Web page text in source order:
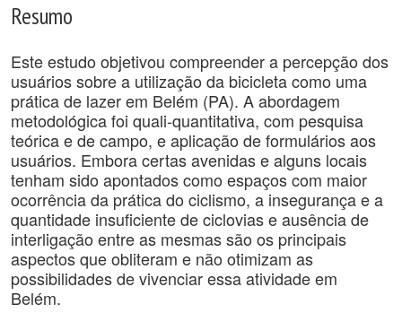
Resumo
Este estudo objetivou compreender a percepção dos
usuários sobre a utilização da bicicleta como uma
prática de lazer em Belém (PA). A abordagem
metodológica foi quali-quantitativa, com pesquisa
teórica e de campo, e aplicação de formulários aos
usuários. Embora certas avenidas e alguns locais
tenham sido apontados como espaços com maior
ocorrência da prática do ciclismo, a insegurança e a
quantidade insuficiente de ciclovias e ausência de
interligação entre as mesmas são os principais
aspectos que obliteram e não otimizam as
possibilidades de vivenciar essa atividade em
Belém.